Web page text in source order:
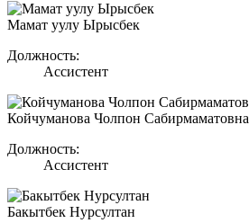
Мамат уулу Ырысбек
Должность:
Ассистент
Койчуманова Чолпон Сабирмаматовна
Должность:
Ассистент
Бакытбек Нурсултан